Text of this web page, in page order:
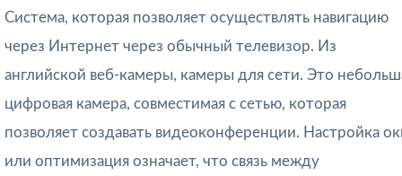
Система, которая позволяет осуществлять навигацию
через Интернет через обычный телевизор. Из
английской веб-камеры, камеры для сети. Это
цифровая камера, совместимая с сетью, которая
позволяет создавать видеоконференции. Настройка
или оптимизация означает, что связь между